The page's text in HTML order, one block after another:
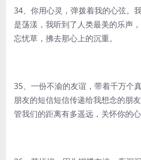
34、你用心灵，弹拨着我的心弦。
是荡漾，我听到了人类最美的乐声
忘忧草，拂去那心上的沉重。
35、一份不渝的友谊，带着千万个
朋友的短信短信传递给我想念的朋
管我们的距离有多遥远，关怀你的